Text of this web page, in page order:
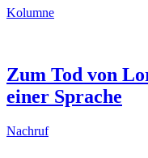
Kolumne
Zum Tod von
einer Sprache
Nachruf